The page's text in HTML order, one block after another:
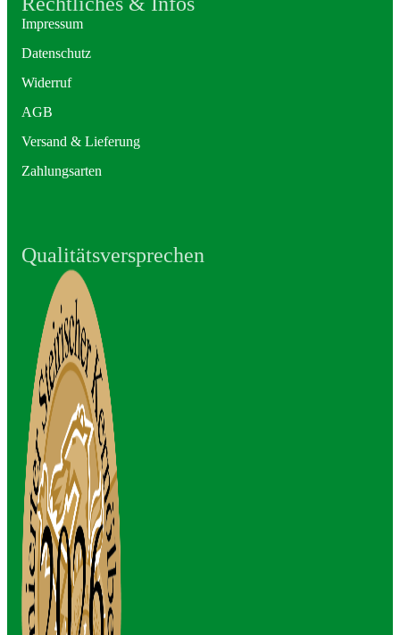
Impressum
Datenschutz
Widerruf
AGB
Versand & Lieferung
Zahlungsarten
Qualitätsversprechen